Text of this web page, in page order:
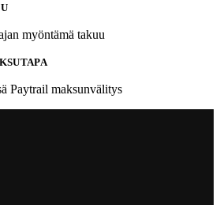
myöntämä takuu
Paytrail maksunvälitys